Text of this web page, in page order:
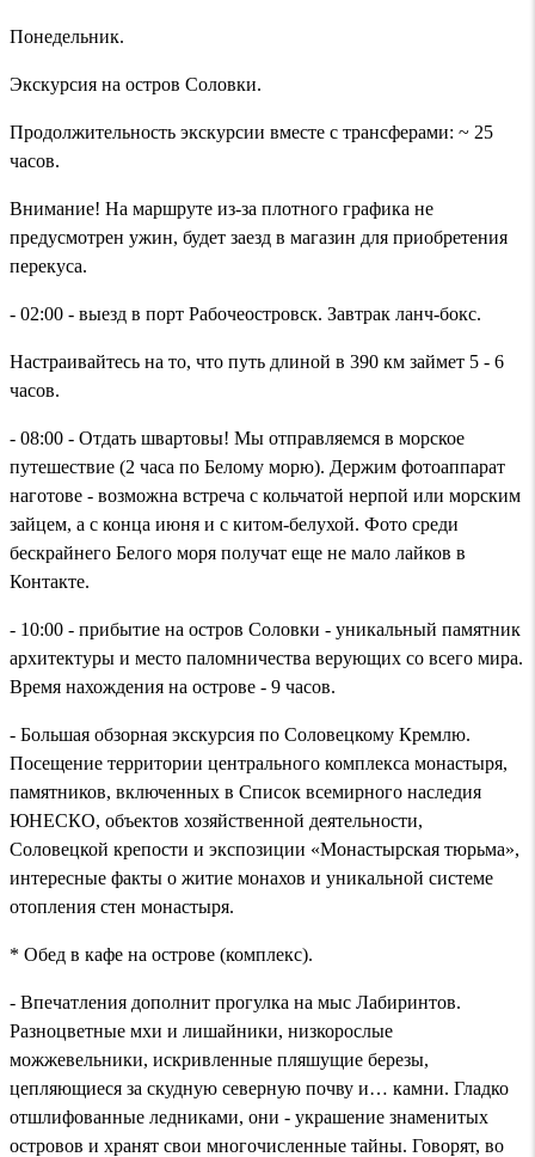
Понедельник.
Экскурсия на остров Соловки.
Продолжительность экскурсии вместе с трансферами: ~ 25
часов.
Внимание! На маршруте из-за плотного графика не
предусмотрен ужин, будет заезд в магазин для приобретения
перекуса.
- 02:00 - выезд в порт Рабочеостровск. Завтрак ланч-бокс.
Настраивайтесь на то, что путь длиной в 390 км займет 5 - 6
часов.
- 08:00 - Отдать швартовы! Мы отправляемся в морское
путешествие (2 часа по Белому морю). Держим фотоаппарат
наготове - возможна встреча с кольчатой нерпой или морским
зайцем, а с конца июня и с китом-белухой. Фото среди
бескрайнего Белого моря получат еще не мало лайков в
Контакте.
- 10:00 - прибытие на остров Соловки - уникальный памятник
архитектуры и место паломничества верующих со всего мира.
Время нахождения на острове - 9 часов.
- Большая обзорная экскурсия по Соловецкому Кремлю.
Посещение территории центрального комплекса монастыря,
памятников, включенных в Список всемирного наследия
ЮНЕСКО, объектов хозяйственной деятельности,
Соловецкой крепости и экспозиции «Монастырская тюрьма»,
интересные факты о житие монахов и уникальной системе
отопления стен монастыря.
* Обед в кафе на острове (комплекс).
- Впечатления дополнит прогулка на мыс Лабиринтов.
Разноцветные мхи и лишайники, низкорослые
можжевельники, искривленные пляшущие березы,
цепляющиеся за скудную северную почву и… камни. Гладко
отшлифованные ледниками, они - украшение знаменитых
островов и хранят свои многочисленные тайны. Говорят, во